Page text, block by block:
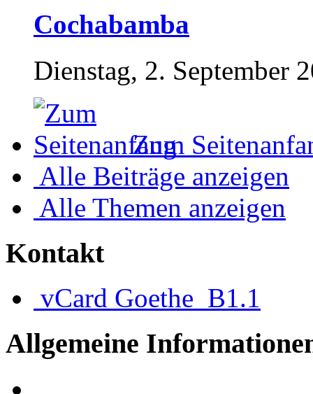
Cochabamba
Dienstag, 2. September
Zum
Alle Beiträge anzeigen
Alle Themen anzeigen
Kontakt
vCard Goethe_B1.1
Allgemeine